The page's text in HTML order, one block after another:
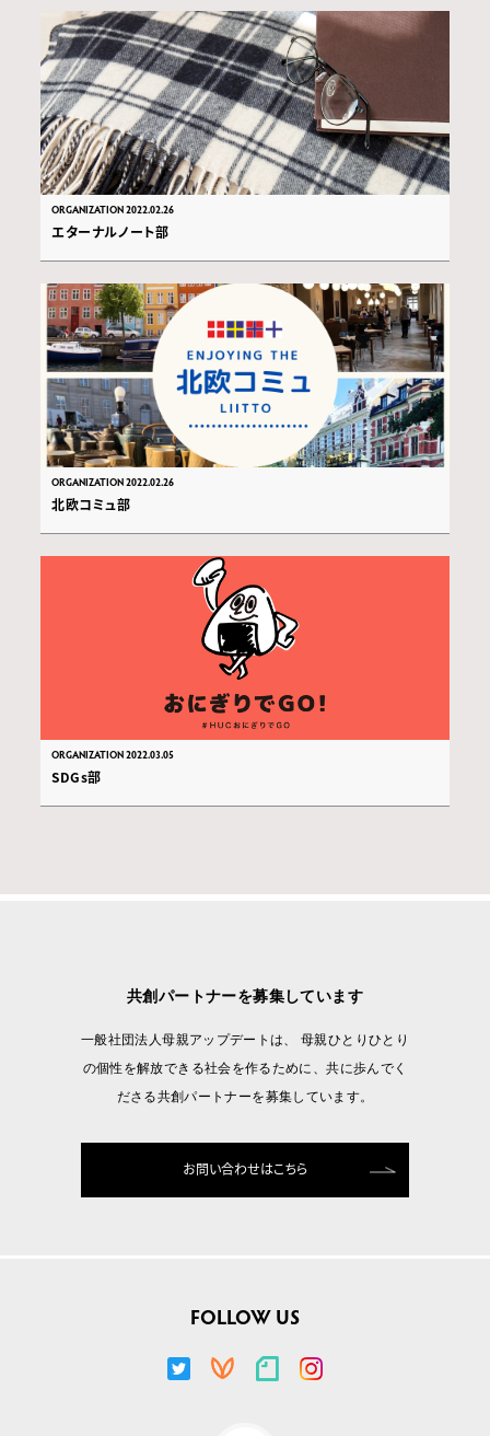
ORGANIZATION 2022.02.26
エターナルノート部
ORGANIZATION 2022.02.26
北欧コミュ部
ORGANIZATION 2022.03.05
SDGs部
共創パートナーを募集しています
一般社団法人母親アップデートは、 母親ひとりひとり
の個性を解放できる社会を作るために、共に歩んでく
ださる共創パートナーを募集しています。
お問い合わせはこちら
FOLLOW US